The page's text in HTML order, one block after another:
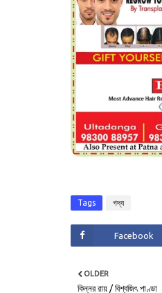
Tags গদ্য
Facebook
OLDER
কিন্নর রায় / বিশ্বজিৎ পাণ্ডা